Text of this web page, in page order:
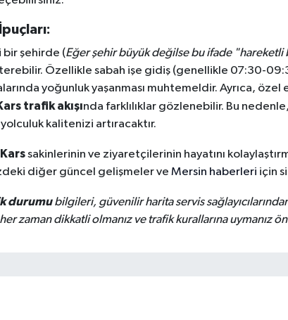
bir şehirde (Eğer şehir büyük değilse bu ifade
Özellikle sabah işe gidiş (genellikle 07:30-
yoğunluk yaşanması muhtemeldir. Ayrıca,
trafik akışında farklılıklar gözlenebilir. Bu
kalitenizi artıracaktır.
Karssakinlerinin ve ziyaretçilerinin hayatını
diğer güncel gelişmeler ve Mersin haberleri için
durumubilgileri, güvenilir harita servis
zaman dikkatli olmanız ve trafik kurallarına uymanız